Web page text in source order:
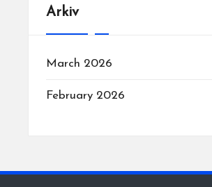
Arkiv
March 2026
February 2026